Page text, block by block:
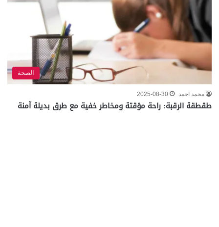
الصحة
محمد احمد 2025-08-30
طقطقة الرقبة: راحة مؤقتة ومخاطر خفية مع طرق بديلة آمنة